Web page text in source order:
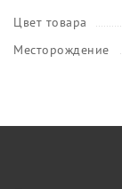
Цвет товара
Месторождение